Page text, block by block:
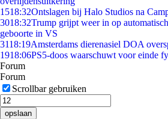
1518:32Ontslagen bij Halo Studios na
3018:32Trump grijpt weer in op
geboorte in VS
3118:19Amsterdams dierenasiel DOA
1918:06PS5-doos waarschuwt voor einde
Forum
Forum
Scrollbar gebruiken
opslaan